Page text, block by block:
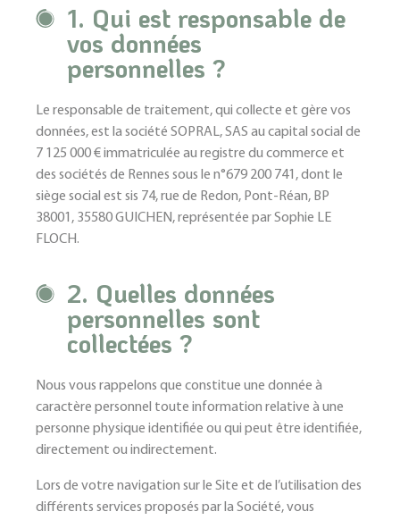
1. Qui est responsable de
vos données
personnelles ?
Le responsable de traitement, qui collecte et gère vos
données, est la société SOPRAL, SAS au capital social de
7 125 000 € immatriculée au registre du commerce et
des sociétés de Rennes sous le n°679 200 741, dont le
siège social est sis 74, rue de Redon, Pont-Réan, BP
38001, 35580 GUICHEN, représentée par Sophie LE
FLOCH.
2. Quelles données
personnelles sont
collectées ?
Nous vous rappelons que constitue une donnée à
caractère personnel toute information relative à une
personne physique identifiée ou qui peut être identifiée,
directement ou indirectement.
Lors de votre navigation sur le Site et de l’utilisation des
différents services proposés par la Société, vous